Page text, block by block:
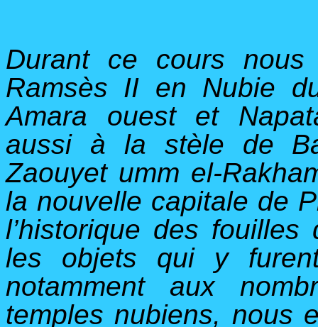
Durant ce cours
Ramsès II en Nubie
Amara ouest et
aussi à la stèle de
Zaouyet umm el-
la nouvelle capitale de
l’historique des
les objets qui y
notamment aux
temples nubiens, nous